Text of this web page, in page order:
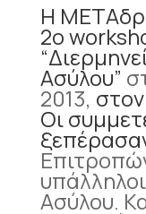
Η
2ο
Ασύλου”
2013,
Οι
Ασύλου.